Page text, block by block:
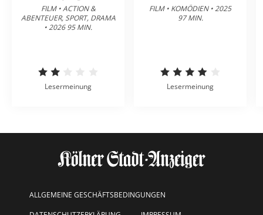
FILM • ACTION &
ABENTEUER, SPORT, DRAMA
• 2026 95 MIN.
Lesermeinung
FILM • KOMÖDIEN • 2025
97 MIN.
Lesermeinung
ALLGEMEINE GESCHÄFTSBEDINGUNGEN